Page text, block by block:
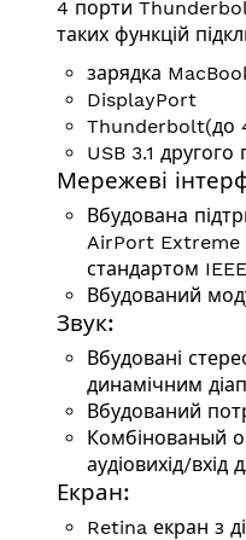
4 порти
таких функцій
зарядка
DisplayPort
Thunderbolt(до
USB 3.1 другого
Мережеві
Вбудована
AirPort Extreme
стандартом
Вбудований
Звук:
Вбудовані
динамічним
Вбудований
Комбінованый
аудіовихід/вхід
Екран:
Retina екран з